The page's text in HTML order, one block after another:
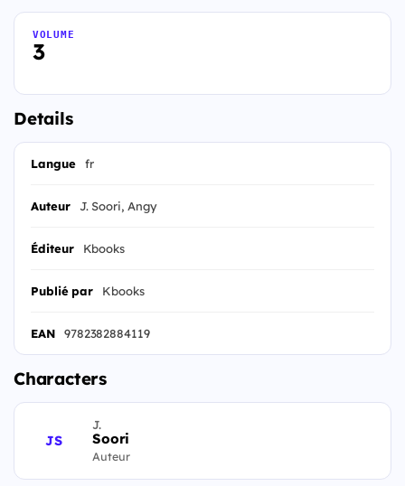
3
VOLUME
Details
Langue fr
Auteur J. Soori, Angy
Éditeur Kbooks
Publié par Kbooks
EAN 9782382884119
Characters
JS
J.
Soori
Auteur